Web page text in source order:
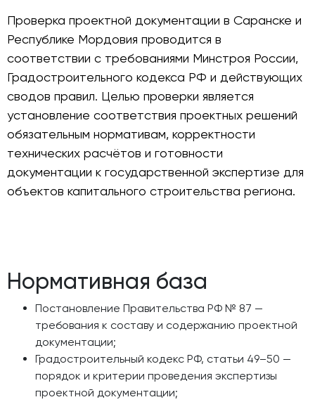
Проверка проектной документации в Саранске и
Республике Мордовия проводится в
соответствии с требованиями Минстроя России,
Градостроительного кодекса РФ и действующих
сводов правил. Целью проверки является
установление соответствия проектных решений
обязательным нормативам, корректности
технических расчётов и готовности
документации к государственной экспертизе для
объектов капитального строительства региона.
Нормативная база
Постановление Правительства РФ № 87 —
требования к составу и содержанию проектной
документации;
Градостроительный кодекс РФ, статьи 49–50 —
порядок и критерии проведения экспертизы
проектной документации;